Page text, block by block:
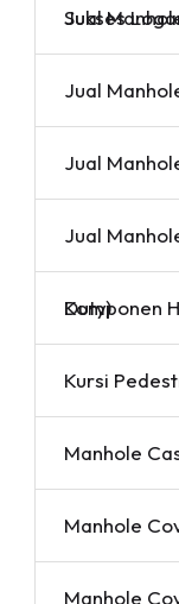
Jual Manhole Cover CV. Mandiri Sukses
Jual
Jual
Jual
Komponen Hidrolik & Katup (Heavy Duty)
Kursi
Manhole
Manhole
Manhole